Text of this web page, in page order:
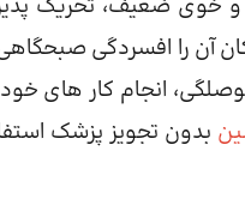
خوی ضعیف، تحریک
آن را افسردگی
انجام کار های
بدون تجویز پزشک